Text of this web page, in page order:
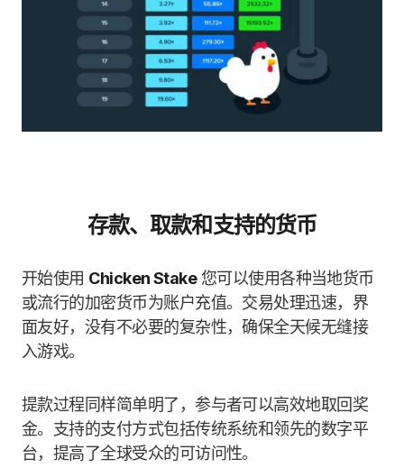
存款、取款和支持的货币
开始使用 Chicken Stake您可以使用各种当地货币
或流行的加密货币为账户充值。交易处理迅速，界
面友好，没有不必要的复杂性，确保全天候无缝接
入游戏。
提款过程同样简单明了，参与者可以高效地取回奖
金。支持的支付方式包括传统系统和领先的数字平
台，提高了全球受众的可访问性。